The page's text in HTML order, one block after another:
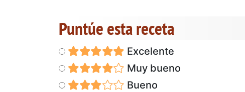
Puntúe esta receta
Excelente
Muy bueno
Bueno